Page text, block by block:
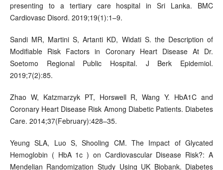
presenting to a tertiary care hospital in Sri Lanka. BMC
Cardiovasc Disord. 2019;19(1):1–9.
Sandi MR, Martini S, Artanti KD, Widati S. the Description of
Modifiable Risk Factors in Coronary Heart Disease At Dr.
Soetomo Regional Public Hospital. J Berk Epidemiol.
2019;7(2):85.
Zhao W, Katzmarzyk PT, Horswell R, Wang Y. HbA1C and
Coronary Heart Disease Risk Among Diabetic Patients. Diabetes
Care. 2014;37(February):428–35.
Yeung SLA, Luo S, Shooling CM. The Impact of Glycated
Hemoglobin ( HbA 1c ) on Cardiovascular Disease Risk?: A
Mendelian Randomization Study Using UK Biobank. Diabetes